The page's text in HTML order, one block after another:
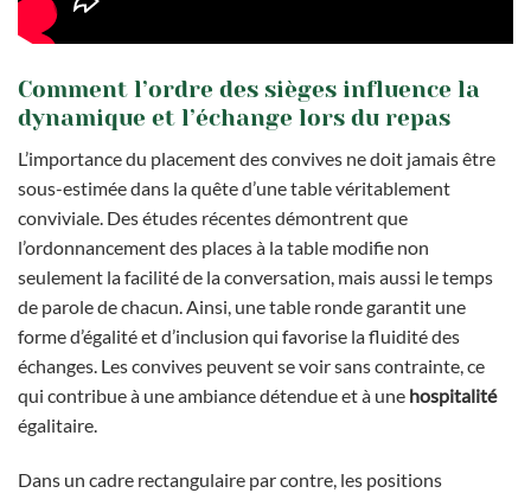
Comment l’ordre des sièges influence la
dynamique et l’échange lors du repas
L’importance du placement des convives ne doit jamais être
sous-estimée dans la quête d’une table véritablement
conviviale. Des études récentes démontrent que
l’ordonnancement des places à la table modifie non
seulement la facilité de la conversation, mais aussi le temps
de parole de chacun. Ainsi, une table ronde garantit une
forme d’égalité et d’inclusion qui favorise la fluidité des
échanges. Les convives peuvent se voir sans contrainte, ce
qui contribue à une ambiance détendue et à une hospitalité
égalitaire.
Dans un cadre rectangulaire par contre, les positions